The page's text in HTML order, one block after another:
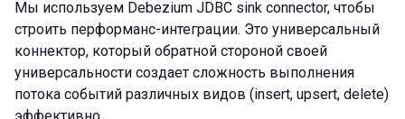
Мы используем Debezium JDBC sink connector, чтобы
строить перформанс-интеграции. Это универсальный
коннектор, который обратной стороной своей
универсальности создает сложность выполнения
потока событий различных видов (insert, upsert, delete)